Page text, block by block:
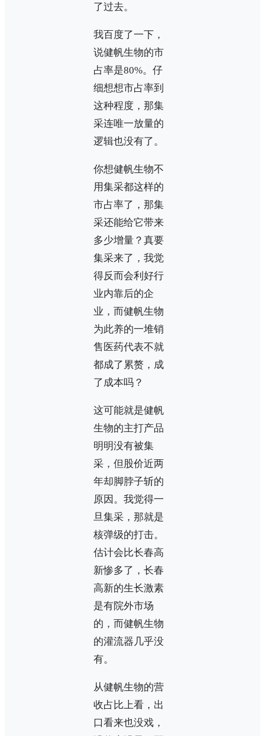
了过去。
我百度了一下，
说健帆生物的市
占率是80%。仔
细想想市占率到
这种程度，那集
采连唯一放量的
逻辑也没有了。
你想健帆生物不
用集采都这样的
市占率了，那集
采还能给它带来
多少增量？真要
集采来了，我觉
得反而会利好行
业内靠后的企
业，而健帆生物
为此养的一堆销
售医药代表不就
都成了累赘，成
了成本吗？
这可能就是健帆
生物的主打产品
明明没有被集
采，但股价近两
年却脚脖子斩的
原因。我觉得一
旦集采，那就是
核弹级的打击。
估计会比长春高
新惨多了，长春
高新的生长激素
是有院外市场
的，而健帆生物
的灌流器几乎没
有。
从健帆生物的营
收占比上看，出
口看来也没戏，